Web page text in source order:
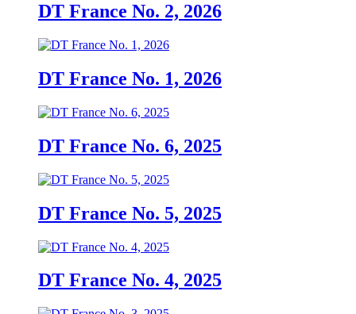
DT France No. 2, 2026
DT France No. 1, 2026
DT France No. 6, 2025
DT France No. 5, 2025
DT France No. 4, 2025